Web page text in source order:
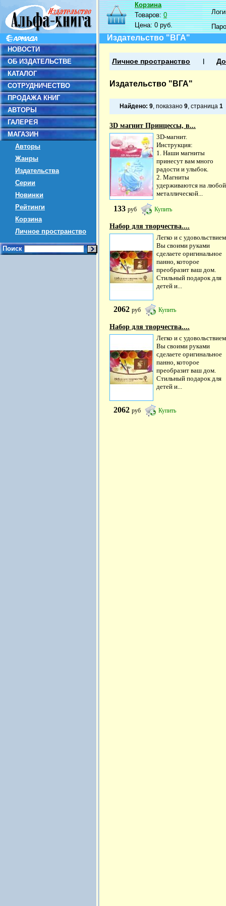
НОВОСТИ
ОБ ИЗДАТЕЛЬСТВЕ
КАТАЛОГ
СОТРУДНИЧЕСТВО
ПРОДАЖА КНИГ
АВТОРЫ
ГАЛЕРЕЯ
МАГАЗИН
Авторы
Жанры
Издательства
Серии
Новинки
Рейтинги
Корзина
Личное пространство
Поиск
Корзина
Товаров:0
Цена:0 руб.
Издательство "ВГА"
Личное пространство
Издательство "ВГА"
Найдено: 9, показано 9, страница 1
3D магнит Принцессы, в...
3D-магнит.
Инструкция:
1. Наши магниты
принесут вам много
радости и улыбок.
2. Магниты
удерживаются на любой
металлической...
133 руб Купить
Набор для творчества....
Легко и с удовольствием
Вы своими руками
сделаете оригинальное
панно, которое
преобразит ваш дом.
Стильный подарок для
детей и...
2062 руб Купить
Набор для творчества....
Легко и с удовольствием
Вы своими руками
сделаете оригинальное
панно, которое
преобразит ваш дом.
Стильный подарок для
детей и...
2062 руб Купить